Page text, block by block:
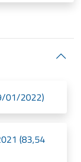
01/2022)
(83,54